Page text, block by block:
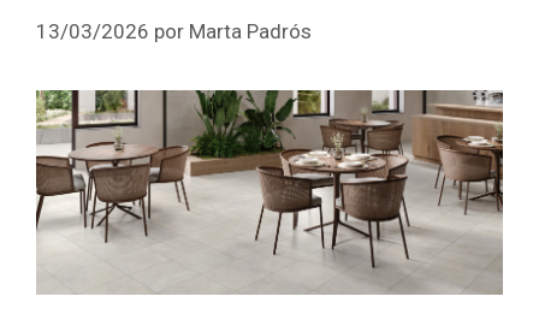
13/03/2026 por Marta Padrós